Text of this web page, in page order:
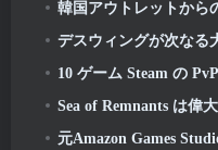
韓国アウトレットからの報告によると
デスウィングが次なる大惨
10 ゲーム Steam の PvP フェストに参加し
Sea of​​ Remnants は偉
元Amazon Games Studio幹